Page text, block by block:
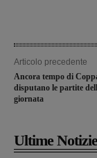
Articolo precedente
Ancora tempo di
disputano le partite
giornata
Ultime Notizie